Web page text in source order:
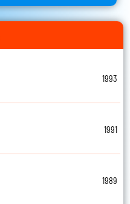
1993
1991
1989